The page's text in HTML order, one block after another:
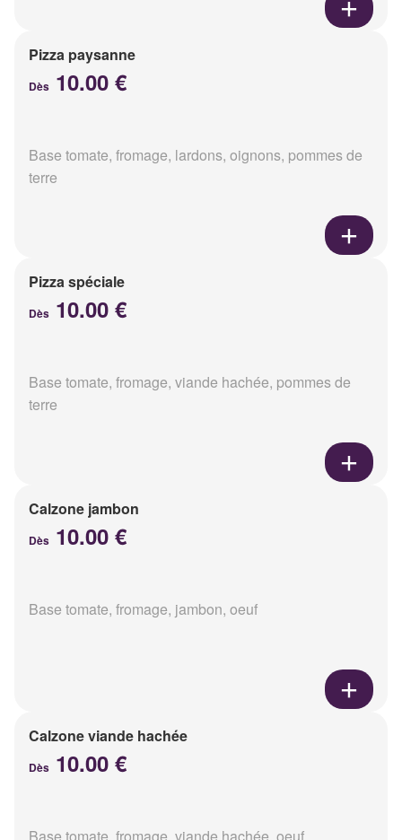
Pizza paysanne
Dès 10.00 €
Base tomate, fromage, lardons, oignons, pommes de
terre
Pizza spéciale
Dès 10.00 €
Base tomate, fromage, viande hachée, pommes de
terre
Calzone jambon
Dès 10.00 €
Base tomate, fromage, jambon, oeuf
Calzone viande hachée
Dès 10.00 €
Base tomate, fromage, viande hachée, oeuf